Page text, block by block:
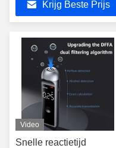
mg/100 mlKrijg Beste Prijs
Video
Snelle reactietijd